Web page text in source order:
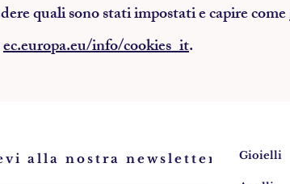
quali sono stati impostati e capire
ec.europa.eu/info/cookies_it.
alla nostra newsletter! Gioielli